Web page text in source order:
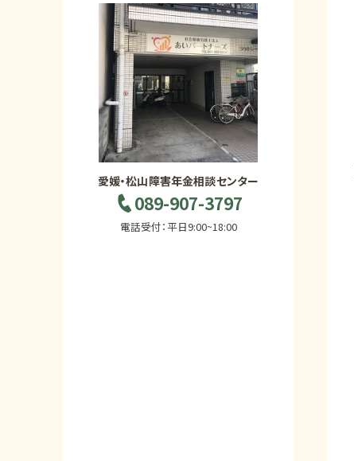
愛媛・松山障害年金相談センター
089-907-3797
電話受付：平日9:00~18:00